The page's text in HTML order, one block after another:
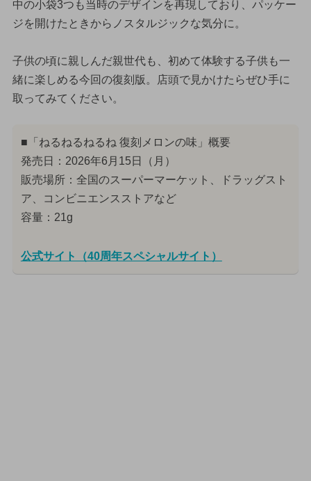
中の小袋3つも当時のデザインを再現しており、パッケー
ジを開けたときからノスタルジックな気分に。
子供の頃に親しんだ親世代も、初めて体験する子供も一
緒に楽しめる今回の復刻版。店頭で見かけたらぜひ手に
取ってみてください。
■「ねるねるねるね 復刻メロンの味」概要
発売日：2026年6月15日（月）
販売場所：全国のスーパーマーケット、ドラッグスト
ア、コンビニエンスストアなど
容量：21g
公式サイト（40周年スペシャルサイト）